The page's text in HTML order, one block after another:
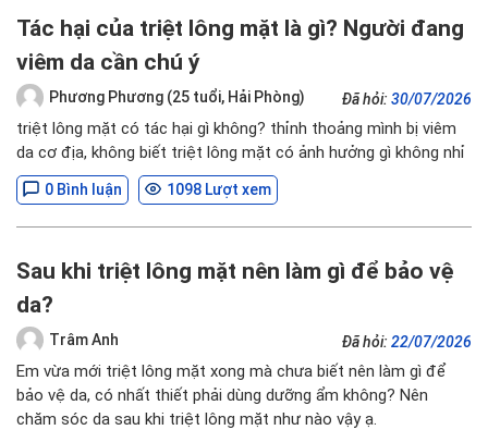
Tác hại của triệt lông mặt là gì? Người đang
viêm da cần chú ý
Phương Phương (25 tuổi, Hải Phòng) Đã hỏi: 30/07/2026
triệt lông mặt có tác hại gì không? thỉnh thoảng mình bị viêm
da cơ địa, không biết triệt lông mặt có ảnh hưởng gì không nhỉ
0 Bình luận 1098 Lượt xem
Sau khi triệt lông mặt nên làm gì để bảo vệ
da?
Trâm Anh Đã hỏi: 22/07/2026
Em vừa mới triệt lông mặt xong mà chưa biết nên làm gì để
bảo vệ da, có nhất thiết phải dùng dưỡng ẩm không? Nên
chăm sóc da sau khi triệt lông mặt như nào vậy ạ.